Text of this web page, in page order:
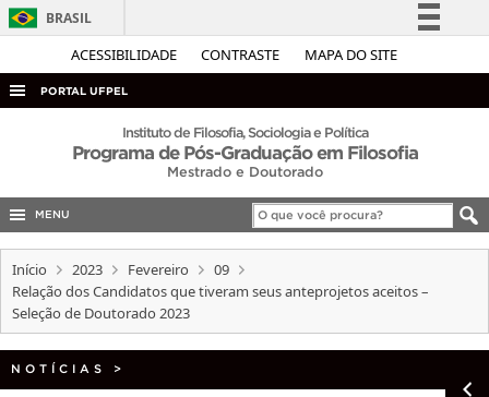
ACESSIBILIDADE CONTRASTE MAPA DO SITE
BRASIL
Simplifique!
Acesso à informação
Canais
PORTAL UFPEL
ACESSO À INFORMAÇÃO
AUDITORIA
EDITAIS
INTERNACIONAL
OUVIDORIA
PORTARIAS
Instituto de Filosofia, Sociologia e Política
Programa de Pós-Graduação em Filosofia
Mestrado e Doutorado
MENU
Início 2023 Fevereiro
09
Relação dos Candidatos que tiveram seus anteprojetos aceitos –
Seleção de Doutorado 2023
NOTÍCIAS >